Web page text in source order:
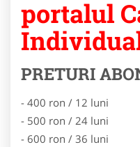
portalul
PRETURI
- 400 ron / 12 luni
- 500 ron / 24 luni
- 600 ron / 36 luni